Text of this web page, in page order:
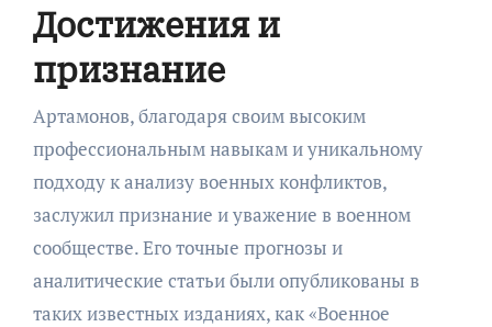
Достижения и
признание
Артамонов, благодаря своим высоким
профессиональным навыкам и уникальному
подходу к анализу военных конфликтов,
заслужил признание и уважение в военном
сообществе. Его точные прогнозы и
аналитические статьи были опубликованы в
таких известных изданиях, как «Военное